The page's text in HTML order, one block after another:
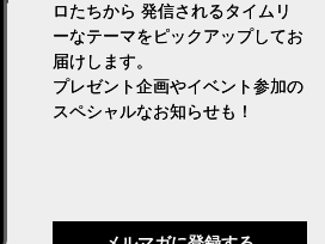
ロたちから 発信されるタイムリ
ーなテーマをピックアップしてお
届けします。
プレゼント企画やイベント参加の
スペシャルなお知らせも！